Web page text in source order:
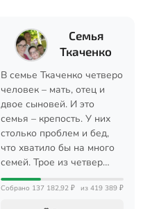
Семья
Ткаченко
В семье Ткаченко четверо
человек – мать, отец и
двое сыновей. И это
семья – крепость. У них
столько проблем и бед,
что хватило бы на много
семей. Трое из четвер…
Собрано 137 182,92 ₽ из 419 389 ₽